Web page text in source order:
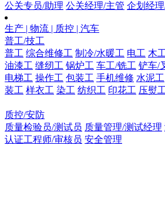
公关专员/助理 公关经理/主管 企划经
生产 | 物流 | 质控 | 汽车
普工/技工
普工 综合维修工 制冷/水暖工 电工 木
油漆工 缝纫工 锅炉工 车工/铣工 铲车/
电梯工 操作工 包装工 手机维修 水泥工
装工 样衣工 染工 纺织工 印花工 压熨
质控/安防
质量检验员/测试员 质量管理/测试经理
认证工程师/审核员 安全管理